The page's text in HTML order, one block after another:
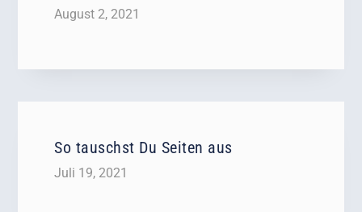
August 2, 2021
So tauschst Du Seiten aus
Juli 19, 2021